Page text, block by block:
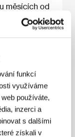
funkcí
využíváme
používáte,
inzerci a
s dalšími
získali v
měsících od
začne
vůlí